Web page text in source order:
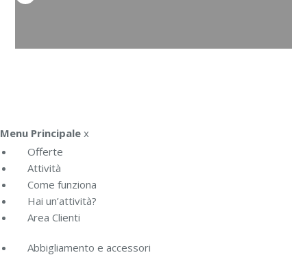
Menu Principale x
Offerte
Attività
Come funziona
Hai un’attività?
Area Clienti
Abbigliamento e accessori